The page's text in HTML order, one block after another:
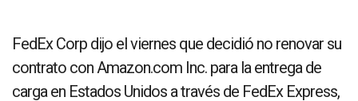
FedEx Corp dijo el viernes que decidió no renovar su
contrato con Amazon.com Inc. para la entrega de
carga en Estados Unidos a través de FedEx Express,